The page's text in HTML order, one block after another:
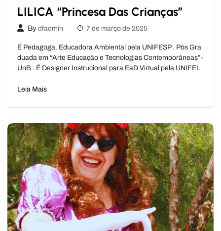
LILICA “Princesa Das Crianças”
By dfadmin 7 de março de 2025
É Pedagoga. Educadora Ambiental pela UNIFESP . Pós Gra
duada em “Arte Educação e Tecnologias Contemporâneas”-
UnB . É Designer Instrucional para EaD Virtual pela UNIFEI.
Leia Mais